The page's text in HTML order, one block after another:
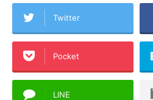
Twitter
Pocket
LINE